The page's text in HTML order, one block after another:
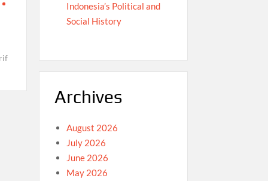
Indonesia’s Political and
Social History
Archives
August 2026
July 2026
June 2026
May 2026